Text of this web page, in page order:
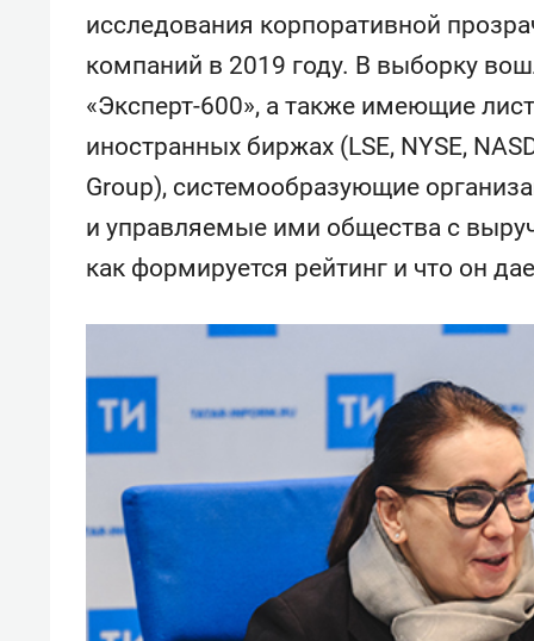
исследования корпоративной
компаний в 2019 году. В выборку
«Эксперт-600», а также имеющие
иностранных биржах (LSE, NYSE,
Group), системообразующие
и управляемые ими общества с
как формируется рейтинг и что он
Падел, фитнес, танцы и даже
ниндзя-зал: как ТРЦ «Франт»
стал Меккой для любителей
спорта
когда
свою